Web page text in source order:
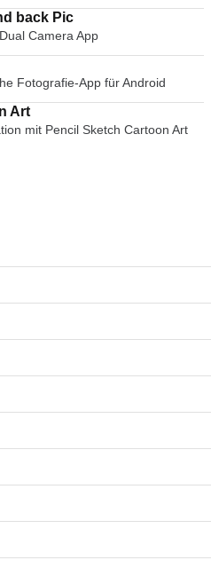
back Pic
Camera App
Fotografie-App für Android
Art
mit Pencil Sketch Cartoon Art